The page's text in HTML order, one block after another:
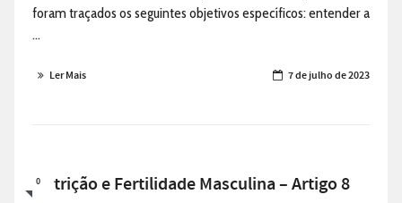
foram traçados os seguintes objetivos específicos: entender a
...
Ler Mais 7 de julho de 2023
0
Nutrição e Fertilidade Masculina – Artigo 8